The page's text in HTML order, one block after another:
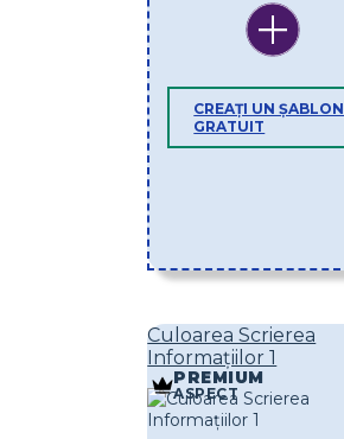
CREAȚI UN ȘABLON
GRATUIT
Culoarea Scrierea
Informațiilor 1
PREMIUM
ASPECT